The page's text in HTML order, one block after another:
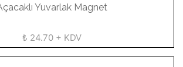
Yuvarlak Magnet
₺ 24.70 + KDV